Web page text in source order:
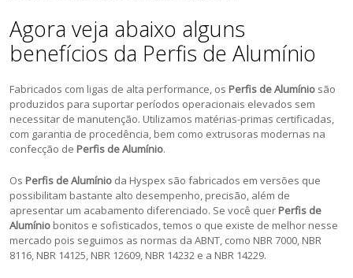
Agora veja abaixo alguns
benefícios da Perfis de Alumínio
Fabricados com ligas de alta performance, os Perfis de Alumínio são
produzidos para suportar períodos operacionais elevados sem
necessitar de manutenção. Utilizamos matérias-primas certificadas,
com garantia de procedência, bem como extrusoras modernas na
confecção de Perfis de Alumínio.
Os Perfis de Alumínio da Hyspex são fabricados em versões que
possibilitam bastante alto desempenho, precisão, além de
apresentar um acabamento diferenciado. Se você quer Perfis de
Alumínio bonitos e sofisticados, temos o que existe de melhor nesse
mercado pois seguimos as normas da ABNT, como NBR 7000, NBR
8116, NBR 14125, NBR 12609, NBR 14232 e a NBR 14229.